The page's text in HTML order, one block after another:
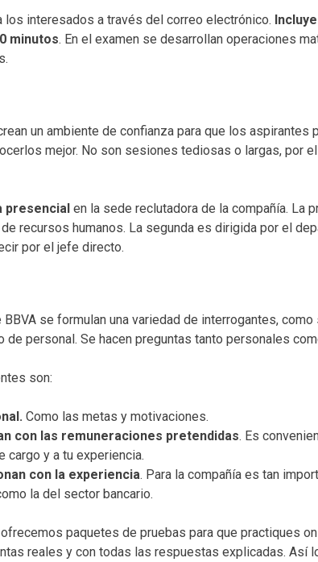
los interesados a través del correo electrónico.
minutos. En el examen se desarrollan operaciones
un ambiente de confianza para que los aspirantes
mejor. No son sesiones tediosas o largas, por
presencial en la sede reclutadora de la compañía. La
recursos humanos. La segunda es dirigida por el
por el jefe directo.
se formulan una variedad de interrogantes,
de personal. Se hacen preguntas tanto personales
son:
Como las metas y motivaciones.
con las remuneraciones pretendidas. Es
cargo y a tu experiencia.
con la experiencia. Para la compañía es tan
la del sector bancario.
ofrecemos paquetes de pruebas para que practiques
reales y con todas las respuestas explicadas. Así